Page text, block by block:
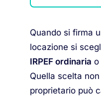
Quando si firma
locazione si
IRPEF ordinaria o
Quella scelta
proprietario può